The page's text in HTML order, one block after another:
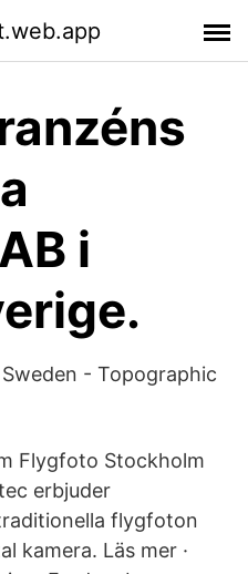
i
- Topographic
Flygfoto Stockholm
erbjuder
flygfoton
kamera. Läs mer ·